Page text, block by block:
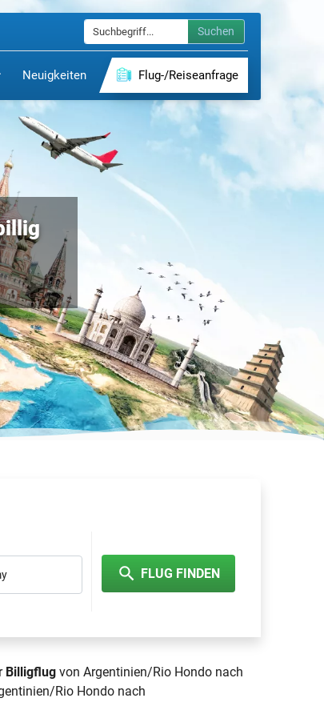
Suchen
Neuigkeiten Flug-/Reiseanfrage
FLUG FINDEN
Billigflug von Argentinien/Rio Hondo nach
Rio Hondo nach